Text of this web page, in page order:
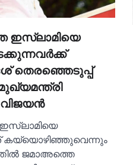
ഇസ്ലാമിയെ
തെരഞ്ഞെടുപ്പ്
വിജയൻ
കയ്യൊഴിഞ്ഞുവെന്നും
ജമാഅത്തെ